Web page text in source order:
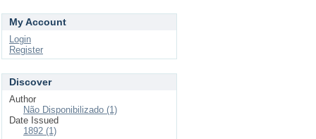
My Account
Login
Register
Discover
Author
Não Disponibilizado (1)
Date Issued
1892 (1)